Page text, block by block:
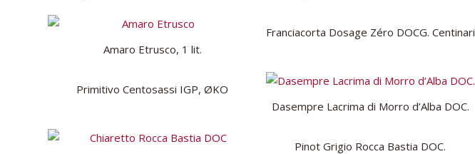
Amaro Etrusco, 1 lit.
Franciacorta Dosage Zéro DOCG. Centinari
Primitivo Centosassi IGP, ØKO
Dasempre Lacrima di Morro d’Alba DOC.
Pinot Grigio Rocca Bastia DOC.